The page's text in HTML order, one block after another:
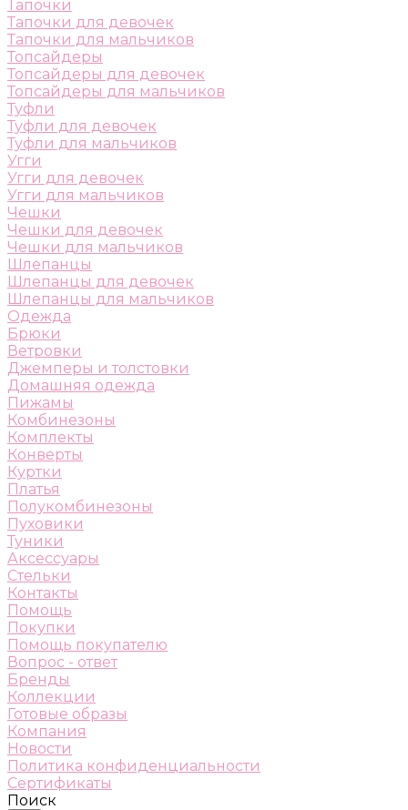
Тапочки
Тапочки для девочек
Тапочки для мальчиков
Топсайдеры
Топсайдеры для девочек
Топсайдеры для мальчиков
Туфли
Туфли для девочек
Туфли для мальчиков
Угги
Угги для девочек
Угги для мальчиков
Чешки
Чешки для девочек
Чешки для мальчиков
Шлепанцы
Шлепанцы для девочек
Шлепанцы для мальчиков
Одежда
Брюки
Ветровки
Джемперы и толстовки
Домашняя одежда
Пижамы
Комбинезоны
Комплекты
Конверты
Куртки
Платья
Полукомбинезоны
Пуховики
Туники
Аксессуары
Стельки
Контакты
Помощь
Покупки
Помощь покупателю
Вопрос - ответ
Бренды
Коллекции
Готовые образы
Компания
Новости
Политика конфиденциальности
Сертификаты
Поиск